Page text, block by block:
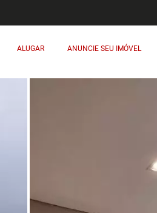
ALUGAR ANUNCIE SEU IMÓVEL